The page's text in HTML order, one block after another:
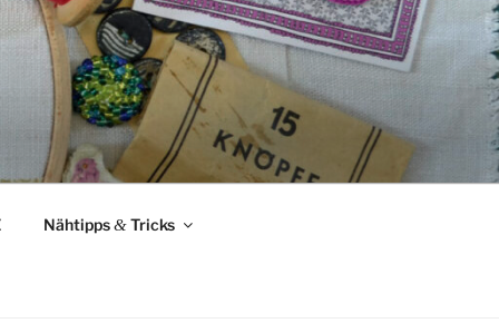
Nähtipps&Tricks